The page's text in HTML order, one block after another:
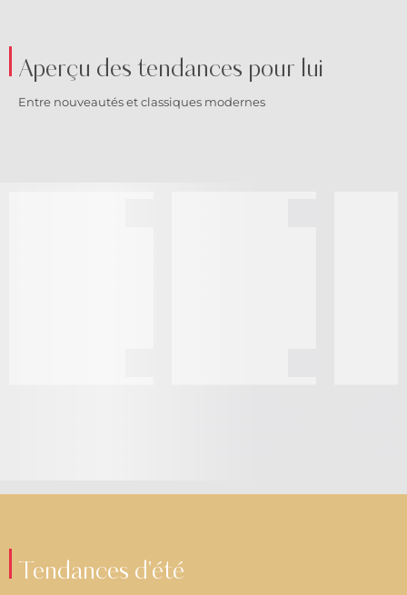
Aperçu des tendances pour lui
Entre nouveautés et classiques modernes
Tendances d'été